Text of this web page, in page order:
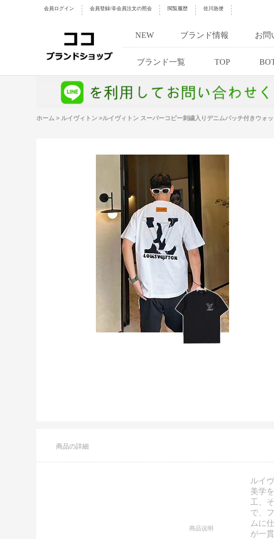
会員ログイン 会員登録/非会員注文の照会 閲覧履歴 佐川急便
NEW ブランド情報 お問
ブランド一覧 TOP
ホーム > ルイヴィトン >ルイヴィトン スーパーコピー刺繍入りデニムパッチ付きウォ
商品の詳細
商品说明
ルイ
美学
工、
で、
ムに
が一